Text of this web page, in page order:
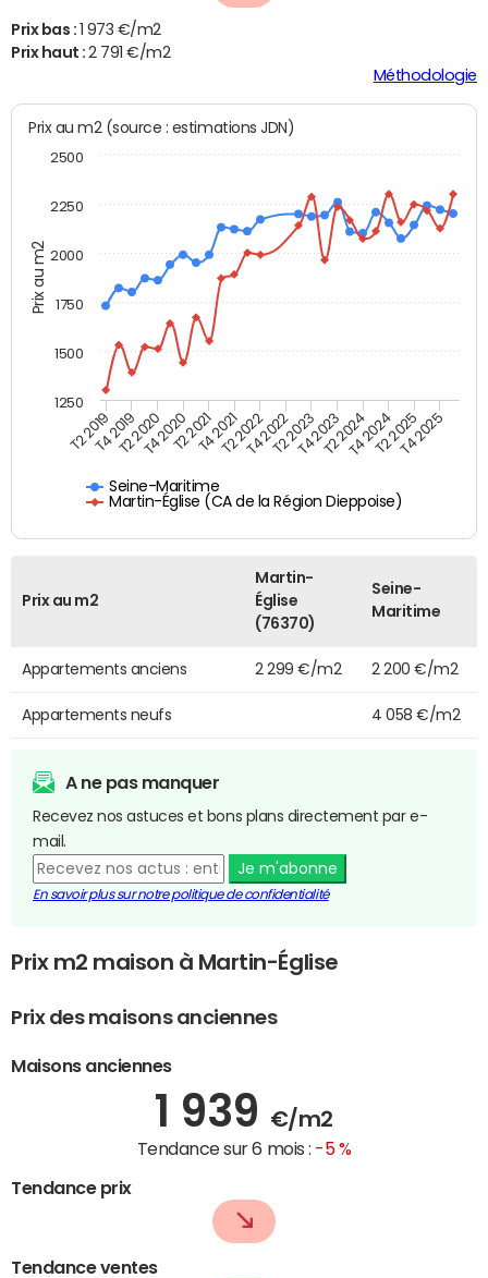
Prix bas : 1 973 €/m2
Prix haut :2 791 €/m2
Méthodologie
Prix au m2
Prix au m2 (source : estimations JDN)
Seine-Maritime
Martin-Église (CA de la Région Dieppoise)
T2 2019T4 2019T2 2020T4 2020T2 2021T4 2021T2 2022T4 2022T2 2023T4 2023T2 2024T4 2024T2 2025T4 2025
1250
1500
1750
2000
2250
2500
Prix au m2
Martin-
Église
(76370)
Seine-
Maritime
Appartements anciens 2 299 €/m2 2 200 €/m2
Appartements neufs 4 058 €/m2
A ne pas manquer
Recevez nos astuces et bons plans directement par e-
mail.
Je m'abonne
En savoir plus sur notre politique de confidentialité
Prix m2 maison à Martin-Église
Prix des maisons anciennes
Maisons anciennes
1 939 €/m2
Tendance sur 6 mois : -5 %
Tendance prix
Tendance ventes